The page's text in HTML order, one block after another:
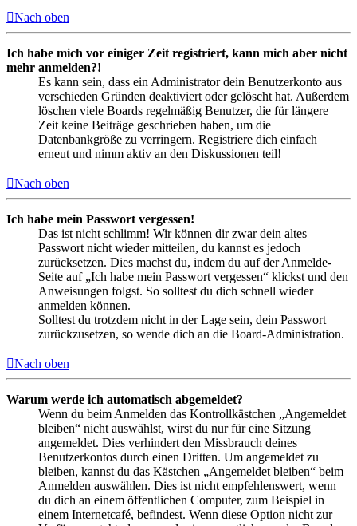
Nach oben
Ich habe mich vor einiger Zeit registriert, kann mich aber nicht
mehr anmelden?!
Es kann sein, dass ein Administrator dein Benutzerkonto aus
verschieden Gründen deaktiviert oder gelöscht hat. Außerdem
löschen viele Boards regelmäßig Benutzer, die für längere
Zeit keine Beiträge geschrieben haben, um die
Datenbankgröße zu verringern. Registriere dich einfach
erneut und nimm aktiv an den Diskussionen teil!
Nach oben
Ich habe mein Passwort vergessen!
Das ist nicht schlimm! Wir können dir zwar dein altes
Passwort nicht wieder mitteilen, du kannst es jedoch
zurücksetzen. Dies machst du, indem du auf der Anmelde-
Seite auf „Ich habe mein Passwort vergessen“ klickst und den
Anweisungen folgst. So solltest du dich schnell wieder
anmelden können.
Solltest du trotzdem nicht in der Lage sein, dein Passwort
zurückzusetzen, so wende dich an die Board-Administration.
Nach oben
Warum werde ich automatisch abgemeldet?
Wenn du beim Anmelden das Kontrollkästchen „Angemeldet
bleiben“ nicht auswählst, wirst du nur für eine Sitzung
angemeldet. Dies verhindert den Missbrauch deines
Benutzerkontos durch einen Dritten. Um angemeldet zu
bleiben, kannst du das Kästchen „Angemeldet bleiben“ beim
Anmelden auswählen. Dies ist nicht empfehlenswert, wenn
du dich an einem öffentlichen Computer, zum Beispiel in
einem Internetcafé, befindest. Wenn diese Option nicht zur